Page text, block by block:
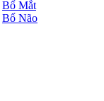
Bổ Mắt
Bổ Não